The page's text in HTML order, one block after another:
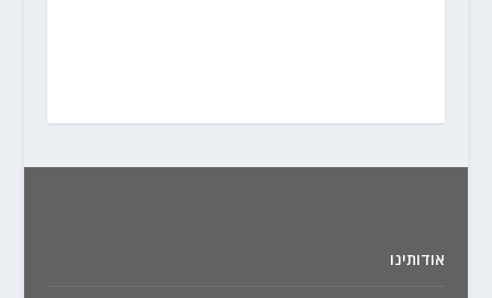
אודותינו